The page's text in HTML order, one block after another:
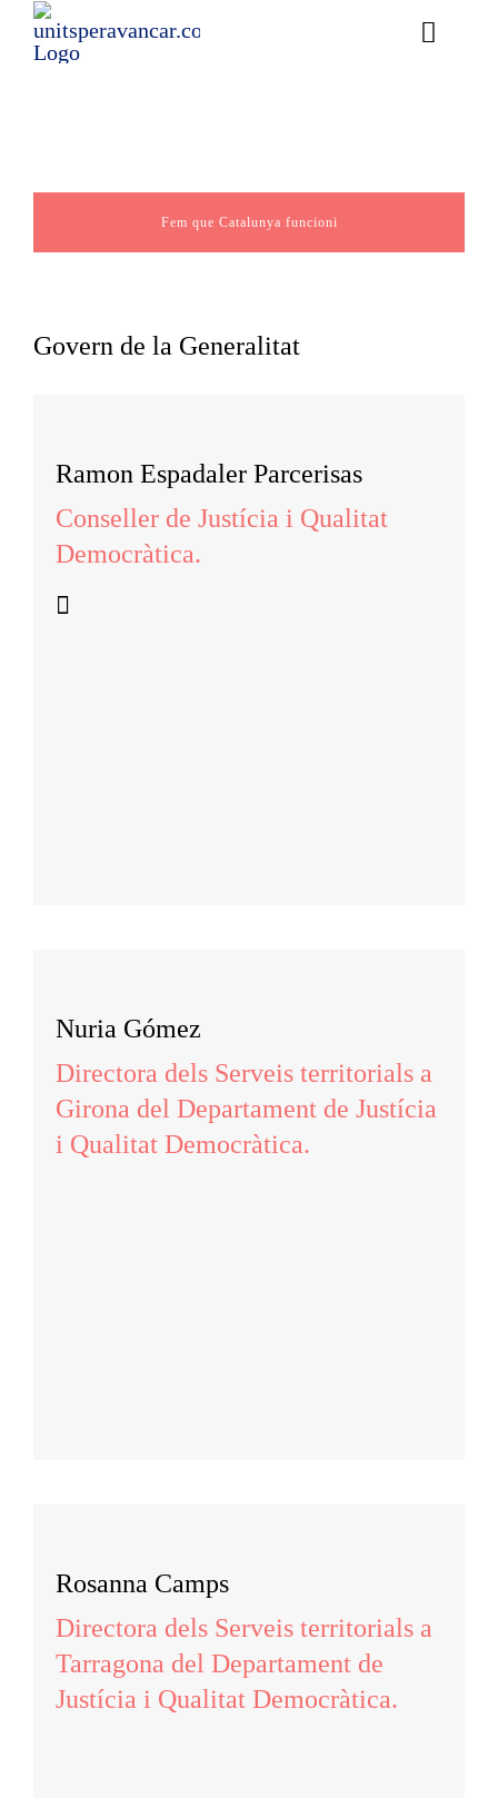
Skip
Toggle
Equip
Fem que Catalunya funcioni
Govern de la Generalitat
Ramon Espadaler Parcerisas
Conseller de Justícia i Qualitat
Democràtica.
Nuria Gómez
Directora dels Serveis territorials a
Girona del Departament de Justícia
i Qualitat Democràtica.
Rosanna Camps
Directora dels Serveis territorials a
Tarragona del Departament de
Justícia i Qualitat Democràtica.